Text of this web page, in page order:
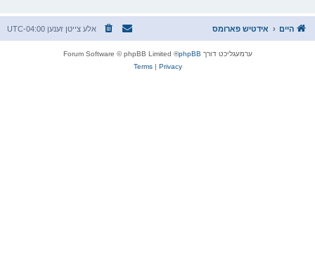
היים אידטיש פארומס אלע צייטן זענען UTC-04:00
ערמעגליכט דורך phpBB
® Forum Software © phpBB Limited
Privacy
|
Terms